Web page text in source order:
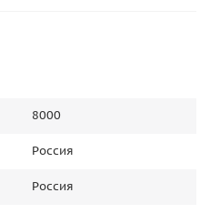
8000
Россия
Россия